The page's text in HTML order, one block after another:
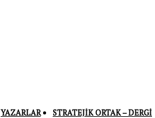
YAZARLAR STRATEJIK ORTAK – DERGI